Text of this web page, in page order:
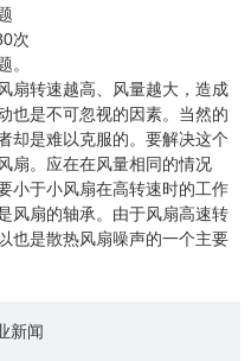
次
。
扇转速越高、风量越大，造成
也是不可忽视的因素。当然的
却是难以克服的。要解决这个
扇。应在在风量相同的情况
小于小风扇在高转速时的工作
风扇的轴承。由于风扇高速转
也是散热风扇噪声的一个主要
新闻